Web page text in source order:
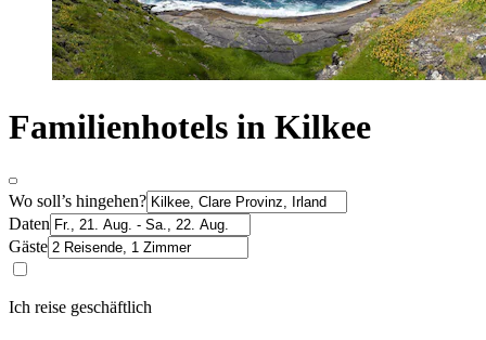
Familienhotels in Kilkee
Wo soll’s hingehen?
Daten
Gäste
Ich reise geschäftlich